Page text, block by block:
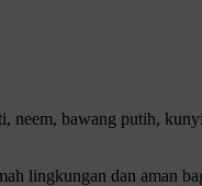
neem, bawang putih,
lingkungan dan aman